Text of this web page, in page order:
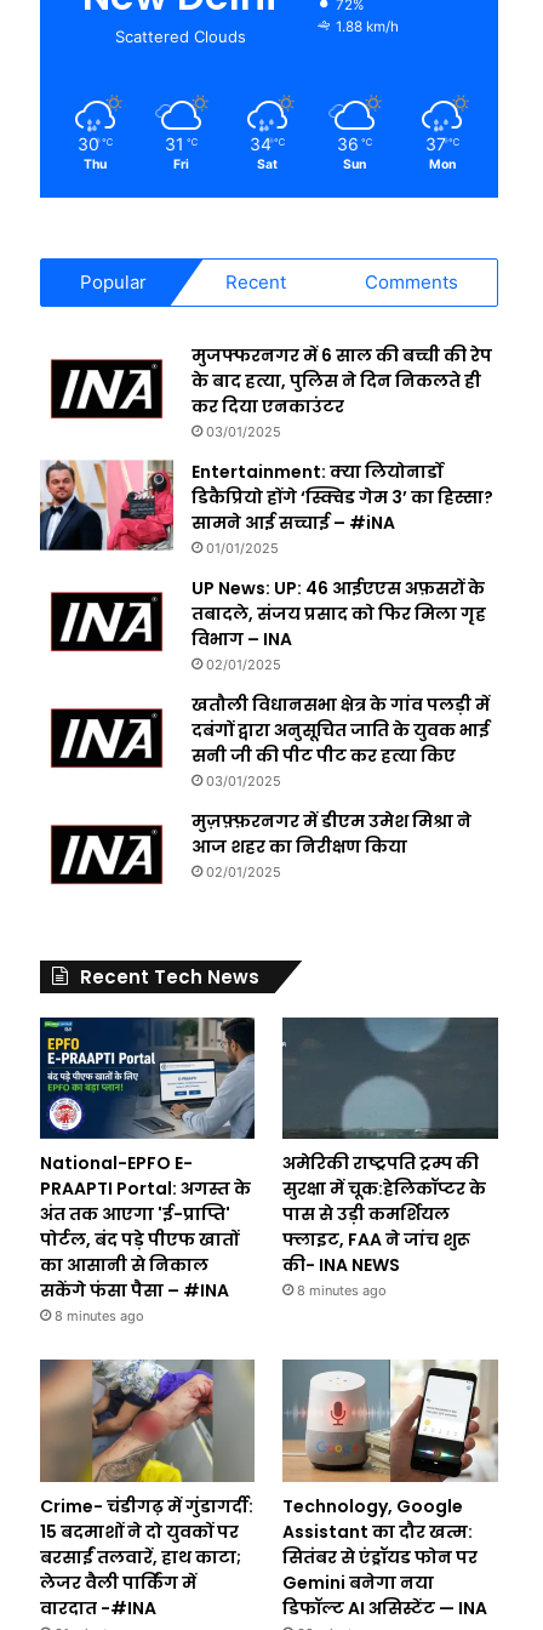
Scattered Clouds
72%
1.88 km/h
30 ℃
Thu
31 ℃
Fri
34 ℃
Sat
36 ℃
Sun
37 ℃
Mon
Popular Recent Comments
मुजफ्फरनगर में 6 साल की बच्ची की रेप
के बाद हत्या, पुलिस ने दिन निकलते ही
कर दिया एनकाउंटर
03/01/2025
Entertainment: क्या लियोनार्डो
डिकैप्रियो होंगे ‘स्क्विड गेम 3’ का हिस्सा?
सामने आई सच्चाई – #iNA
01/01/2025
UP News: UP: 46 आईएएस अफ़सरों के
तबादले, संजय प्रसाद को फिर मिला गृह
विभाग – INA
02/01/2025
खतौली विधानसभा क्षेत्र के गांव पलड़ी में
दबंगों द्वारा अनुसूचित जाति के युवक भाई
सनी जी की पीट पीट कर हत्या किए
03/01/2025
मुज़फ़्फ़रनगर में डीएम उमेश मिश्रा ने
आज शहर का निरीक्षण किया
02/01/2025
Recent Tech News
National-EPFO E-
PRAAPTI Portal: अगस्त के
अंत तक आएगा 'ई-प्राप्ति'
पोर्टल, बंद पड़े पीएफ खातों
का आसानी से निकाल
सकेंगे फंसा पैसा – #INA
8 minutes ago
अमेरिकी राष्ट्रपति ट्रम्प की
सुरक्षा में चूक:हेलिकॉप्टर के
पास से उड़ी कमर्शियल
फ्लाइट, FAA ने जांच शुरू
की- INA NEWS
8 minutes ago
Crime- चंडीगढ़ में गुंडागर्दी:
15 बदमाशों ने दो युवकों पर
बरसाईं तलवारें, हाथ काटा;
लेजर वैली पार्किंग में
वारदात -#INA
Technology, Google
Assistant का दौर खत्म:
सितंबर से एंड्रॉयड फोन पर
Gemini बनेगा नया
डिफॉल्ट AI असिस्टेंट — INA